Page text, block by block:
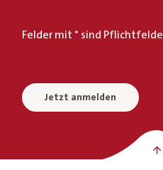
Felder mit * sind
Jetzt anmelden